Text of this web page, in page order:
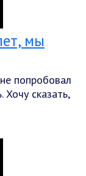
мы
попробовал
Хочу сказать,